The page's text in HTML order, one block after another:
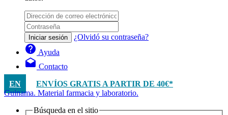
Iniciar sesión ¿Olvidó su contraseña?
help Ayuda
drafts Contacto
EN
ENVÍOS GRATIS A PARTIR DE 40€*
Guinama. Material farmacia y laboratorio.
Búsqueda en el sitio